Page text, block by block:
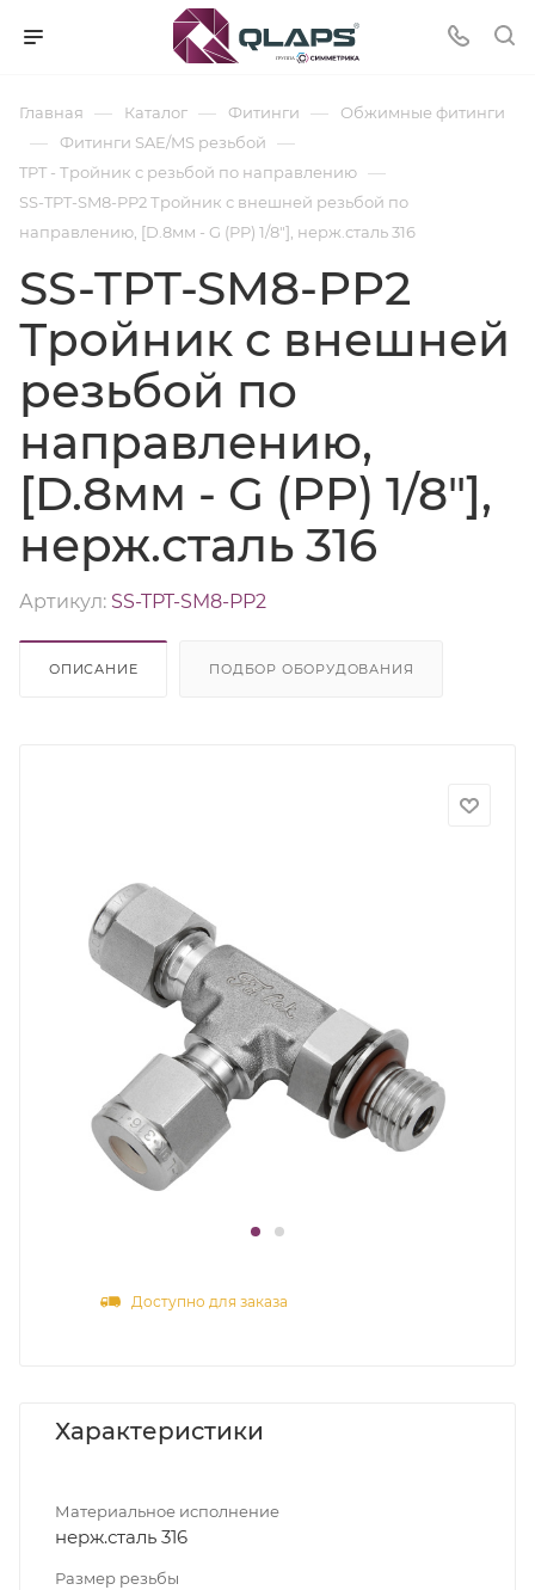
Главная — Каталог — Фитинги — Обжимные фитинги
— Фитинги SAE/MS резьбой —
TPT - Тройник с резьбой по направлению —
SS-TPT-SM8-PP2 Тройник с внешней резьбой по
направлению, [D.8мм - G (PP) 1/8"], нерж.сталь 316
SS-TPT-SM8-PP2
Тройник с внешней
резьбой по
направлению,
[D.8мм - G (PP) 1/8"],
нерж.сталь 316
Артикул: SS-TPT-SM8-PP2
ОПИСАНИЕ ПОДБОР ОБОРУДОВАНИЯ
Доступно для заказа
Характеристики
Материальное исполнение
нерж.сталь 316
Размер резьбы